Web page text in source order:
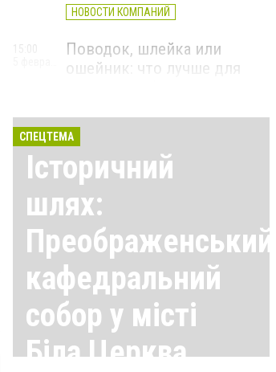
НОВОСТИ КОМПАНИЙ
Поводок, шлейка или
ошейник: что лучше для
15:00
СПЕЦТЕМА
Історичний
шлях:
Преображенський
кафедральний
собор у місті
Біла Церква